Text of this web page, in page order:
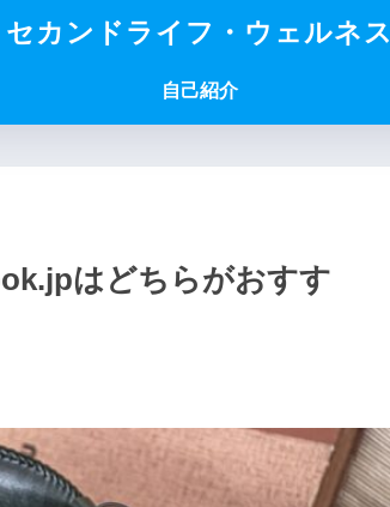
セカンドライフ・ウェルネス
自己紹介
はどちらがおすす